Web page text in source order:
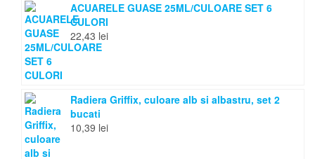
ACUARELE GUASE 25ML/CULOARE SET 6
CULORI
22,43 lei
Radiera Griffix, culoare alb si albastru, set 2
bucati
10,39 lei